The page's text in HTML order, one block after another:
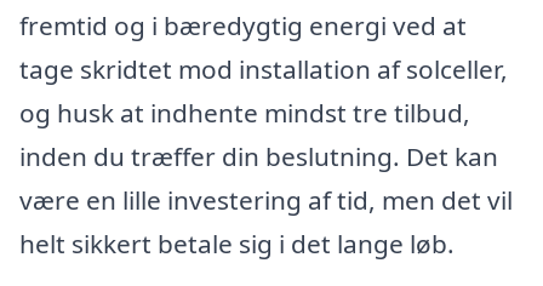
fremtid og i bæredygtig energi ved at
tage skridtet mod installation af solceller,
og husk at indhente mindst tre tilbud,
inden du træffer din beslutning. Det kan
være en lille investering af tid, men det vil
helt sikkert betale sig i det lange løb.